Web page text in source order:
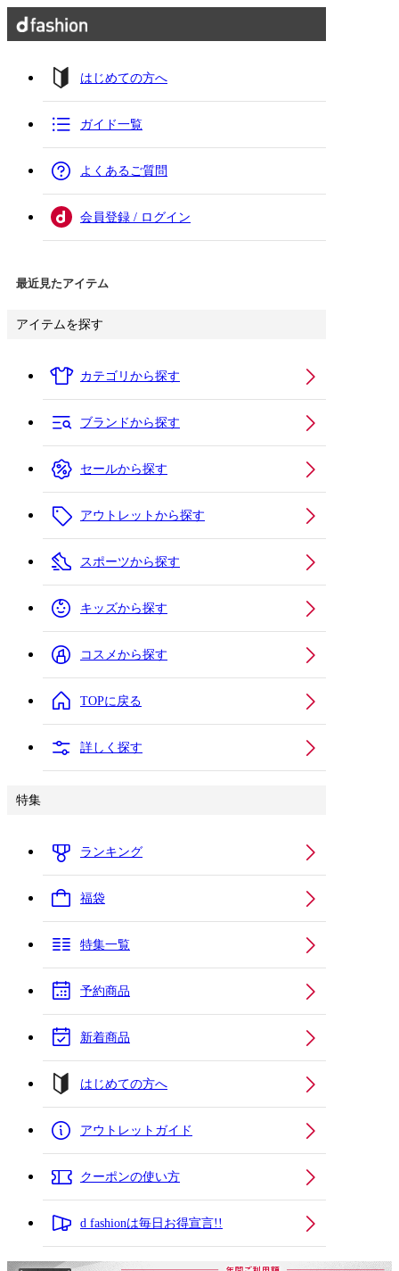
はじめての方へ
ガイド一覧
よくあるご質問
会員登録 / ログイン
最近見たアイテム
アイテムを探す
カテゴリから探す
ブランドから探す
セールから探す
アウトレットから探す
スポーツから探す
キッズから探す
コスメから探す
TOPに戻る
詳しく探す
特集
ランキング
福袋
特集一覧
予約商品
新着商品
はじめての方へ
アウトレットガイド
クーポンの使い方
d fashionは毎日お得宣言!!